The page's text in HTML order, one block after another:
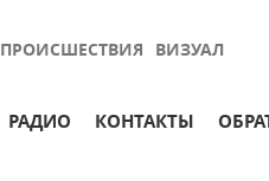
ПРОИСШЕСТВИЯ ВИЗУАЛ
РАДИО КОНТАКТЫ